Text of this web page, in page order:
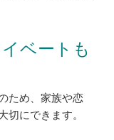
ベートも
ため、家族や恋
にできます。